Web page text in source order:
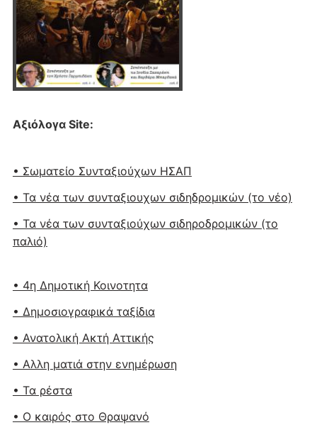
Αξιόλογα Site:
• Σωματείο Συνταξιούχων ΗΣΑΠ
• Τα νέα των συνταξιουχων σιδηδρομικών (το νέο)
• Τα νέα των συνταξιούχων σιδηροδρομικών (το
παλιό)
• 4η Δημοτική Κοινοτητα
• Δημοσιογραφικά ταξίδια
• Ανατολική Ακτή Αττικής
• Αλλη ματιά στην ενημέρωση
• Τα ρέστα
• Ο καιρός στο Θραψανό